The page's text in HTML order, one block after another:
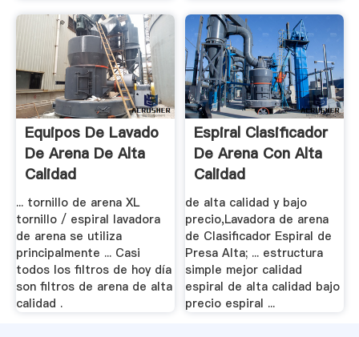
Equipos De Lavado
De Arena De Alta
Calidad
... tornillo de arena XL
tornillo / espiral lavadora
de arena se utiliza
principalmente ... Casi
todos los filtros de hoy día
son filtros de arena de alta
calidad .
Espiral Clasificador
De Arena Con Alta
Calidad
de alta calidad y bajo
precio,Lavadora de arena
de Clasificador Espiral de
Presa Alta; ... estructura
simple mejor calidad
espiral de alta calidad bajo
precio espiral ...